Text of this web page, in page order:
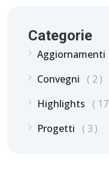
Categorie
Aggiornamenti
Convegni
2
Highlights
17
Progetti
3